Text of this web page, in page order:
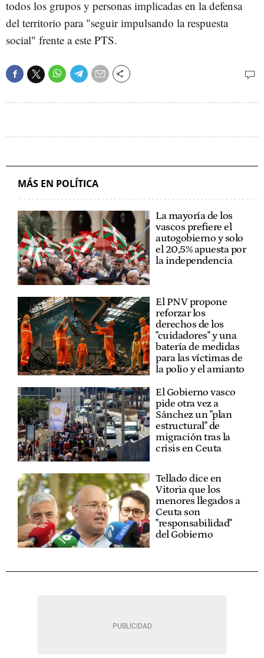
todos los grupos y personas implicadas en la defensa
del territorio para "seguir impulsando la respuesta
social" frente a este PTS.
MÁS EN POLÍTICA
La mayoría de los
vascos prefiere el
autogobierno y solo
el 20,5% apuesta por
la independencia
El PNV propone
reforzar los
derechos de los
"cuidadores" y una
batería de medidas
para las víctimas de
la polio y el amianto
El Gobierno vasco
pide otra vez a
Sánchez un "plan
estructural" de
migración tras la
crisis en Ceuta
Tellado dice en
Vitoria que los
menores llegados a
Ceuta son
"responsabilidad"
del Gobierno